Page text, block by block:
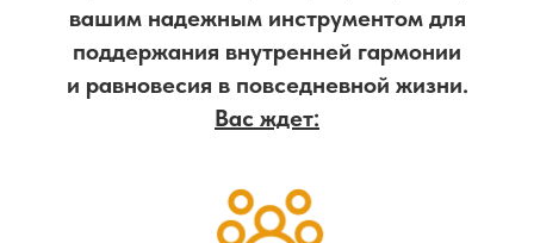
вашим надежным инструментом для
поддержания внутренней гармонии
и равновесия в повседневной жизни.
Вас ждет: